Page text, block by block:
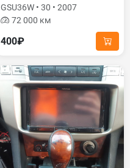
GSU36W • 30 • 2007
72 000 км
400₽